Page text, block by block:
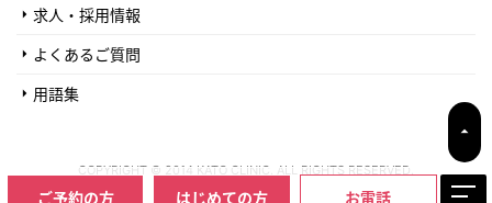
求人・採用情報
よくあるご質問
用語集
COPYRIGHT © 2014 KATO CLINIC. ALL RIGHTS RESERVED.
ご予約の方 はじめての方 お電話